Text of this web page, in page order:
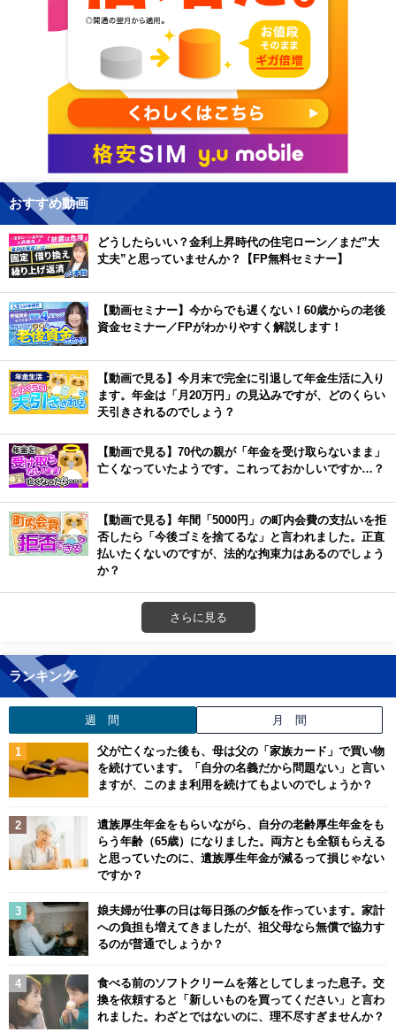
おすすめ動画
どうしたらいい？金利上昇時代の住宅ローン／まだ”大
丈夫”と思っていませんか？【FP無料セミナー】
【動画セミナー】今からでも遅くない！60歳からの老後
資金セミナー／FPがわかりやすく解説します！
【動画で見る】今月末で完全に引退して年金生活に入り
ます。年金は「月20万円」の見込みですが、どのくらい
天引きされるのでしょう？
【動画で見る】70代の親が「年金を受け取らないまま」
亡くなっていたようです。これっておかしいですか…？
【動画で見る】年間「5000円」の町内会費の支払いを拒
否したら「今後ゴミを捨てるな」と言われました。正直
払いたくないのですが、法的な拘束力はあるのでしょう
か？
さらに見る
ランキング
週 間 月 間
父が亡くなった後も、母は父の「家族カード」で買い物
を続けています。「自分の名義だから問題ない」と言い
ますが、このまま利用を続けてもよいのでしょうか？
遺族厚生年金をもらいながら、自分の老齢厚生年金をも
らう年齢（65歳）になりました。両方とも全額もらえる
と思っていたのに、遺族厚生年金が減るって損じゃない
ですか？
娘夫婦が仕事の日は毎日孫の夕飯を作っています。家計
への負担も増えてきましたが、祖父母なら無償で協力す
るのが普通でしょうか？
食べる前のソフトクリームを落としてしまった息子。交
換を依頼すると「新しいものを買ってください」と言わ
れました。わざとではないのに、理不尽すぎませんか？